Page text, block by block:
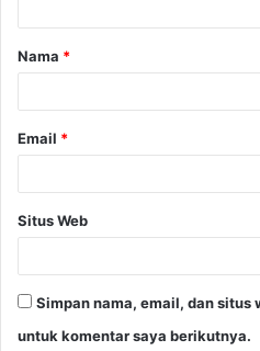
a
r
Nama *
Email *
Situs Web
Simpan nama, email, dan situs
untuk komentar saya berikutnya.